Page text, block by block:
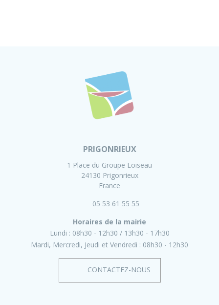
PRIGONRIEUX
1 Place du Groupe Loiseau
24130 Prigonrieux
France
05 53 61 55 55
Horaires de la mairie
Lundi : 08h30 - 12h30
13h30 - 17h30
Mardi, Mercredi, Jeudi et Vendredi : 08h30 - 12h30
CONTACTEZ-NOUS